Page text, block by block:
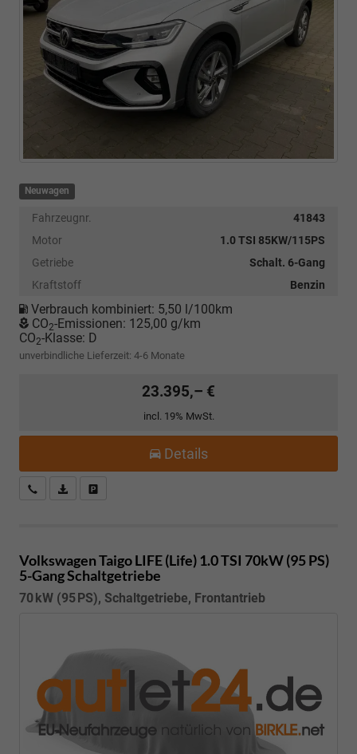
Neuwagen
Fahrzeugnr.
41843
Motor
1.0 TSI 85KW/115PS
Getriebe
Schalt. 6-Gang
Kraftstoff
Benzin
Verbrauch kombiniert: 5,50 l/100km
CO2-Emissionen: 125,00 g/km
CO2-Klasse: D
unverbindliche Lieferzeit: 4-6 Monate
23.395,– €
incl. 19% MwSt.
Details
Kostenloser Rückruf-Service
PDF-Datei, Fahrzeugexposé drucken
Volkswagen TaigoLIFE (Life) 1.0 TSI 70kW (95 PS)
5-Gang Schaltgetriebe
70 kW (95 PS), Schaltgetriebe, Frontantrieb